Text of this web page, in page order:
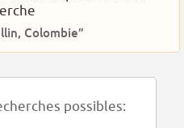
Colombie”
possibles: